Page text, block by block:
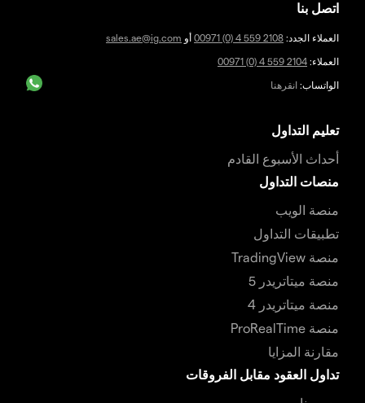
اتصل بنا
العملاء الجدد: 00971 (0) 4 559 2108 أو sales.ae@ig.com
العملاء: 00971 (0) 4 559 2104
الواتساب: انقرهنا
تعليم التداول
أحداث الأسبوع القادم
منصات التداول
منصة الويب
تطبيقات التداول
منصة TradingView
منصة ميتاتريدر 5
منصة ميتاتريدر 4
منصة ProRealTime
مقارنة المزايا
تداول العقود مقابل الفروقات